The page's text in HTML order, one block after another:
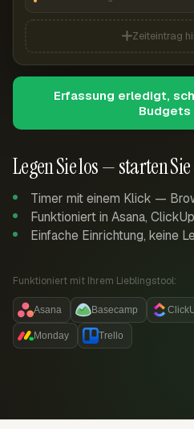
Legen Sie los — starten
Timer mit einem Klick —
Funktioniert in Asana,
Einfache Einrichtung, keine
Funktioniert mit Ihrem Lieblingstool:
Asana Basecamp
Monday Trello
Zeiteintrag
Erfassung erledigt,
Budgets